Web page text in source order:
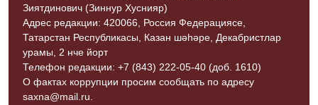
Зиятдинович (Зиннур Хуснияр)
Адрес редакции: 420066, Россия Федерациясе,
Татарстан Республикасы, Казан шәһәре, Декабристлар
урамы, 2 нче йорт
Телефон редакции: +7 (843) 222-05-40 (доб. 1610)
О фактах коррупции просим сообщать по адресу
saxna@mail.ru.